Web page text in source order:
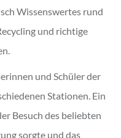
Wissenswertes rund
und richtige
und Schüler der
Stationen. Ein
Besuch des beliebten
sorgte und das